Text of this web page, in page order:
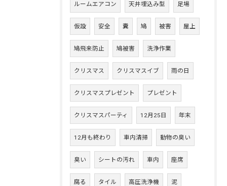
ルームエアコン 天井埋込み型 足場
仮設 安全 糞 鳩 被害 屋上
鳩飛来防止 鳩被害 洗浄作業
クリスマス クリスマスイブ 雨の日
クリスマスプレゼント プレゼント
クリスマスパーティ 12月25日 年末
12月も終わり 車内清掃 動物の臭い
臭い シートの汚れ 車内 座席
腐る タイル 高圧洗浄機 泥